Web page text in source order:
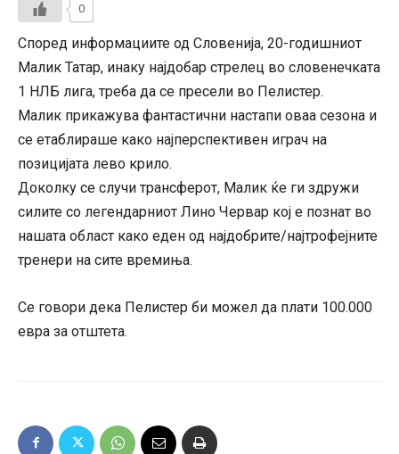
0
Според информациите од Словенија, 20-годишниот
Малик Татар, инаку најдобар стрелец во словенечката
1 НЛБ лига, треба да се пресели во Пелистер.
Малик прикажува фантастични настапи оваа сезона и
се етаблираше како најперспективен играч на
позицијата лево крило.
Доколку се случи трансферот, Малик ќе ги здружи
силите со легендарниот Лино Червар кој е познат во
нашата област како еден од најдобрите/најтрофејните
тренери на сите времиња.
Се говори дека Пелистер би можел да плати 100.000
евра за отштета.